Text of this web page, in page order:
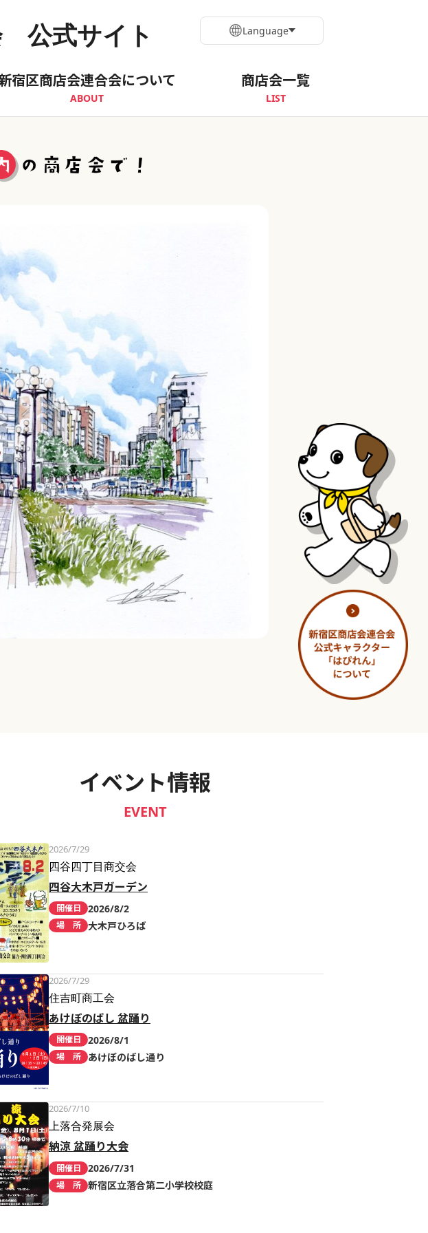
公式サイト
宿区商店会連合会について
ABOUT
商店会一覧
LIST
Language
淀橋市場 ～わせだ新宿百景～
イベント情報
EVENT
2026/7/29
四谷四丁目商交会
四谷大木戸ガーデン
開催日 2026/8/2
場 所 大木戸ひろば
2026/7/29
住吉町商工会
あけぼのばし 盆踊り
開催日 2026/8/1
場 所 あけぼのばし通り
2026/7/10
上落合発展会
納涼 盆踊り大会
開催日 2026/7/31
場 所 新宿区立落合第二小学校校庭